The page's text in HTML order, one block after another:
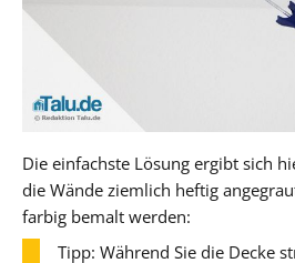
Die einfachste Lösung ergibt sich
die Wände ziemlich heftig
farbig bemalt werden:
Tipp: Während Sie die Decke